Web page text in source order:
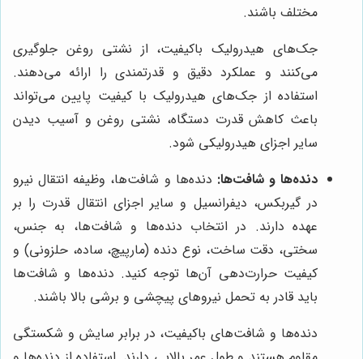
مختلف باشند.
جک‌های هیدرولیک باکیفیت، از نشتی روغن جلوگیری
می‌کنند و عملکرد دقیق و قدرتمندی را ارائه می‌دهند.
استفاده از جک‌های هیدرولیک با کیفیت پایین می‌تواند
باعث کاهش قدرت دستگاه، نشتی روغن و آسیب دیدن
سایر اجزای هیدرولیکی شود.
دنده‌ها و شافت‌ها: دنده‌ها و شافت‌ها، وظیفه انتقال نیرو
در گیربکس، دیفرانسیل و سایر اجزای انتقال قدرت را بر
عهده دارند. در انتخاب دنده‌ها و شافت‌ها، به جنس،
سختی، دقت ساخت، نوع دنده (مارپیچ، ساده، حلزونی) و
کیفیت حرارت‌دهی آن‌ها توجه کنید. دنده‌ها و شافت‌ها
باید قادر به تحمل نیروهای پیچشی و برشی بالا باشند.
دنده‌ها و شافت‌های باکیفیت، در برابر سایش و شکستگی